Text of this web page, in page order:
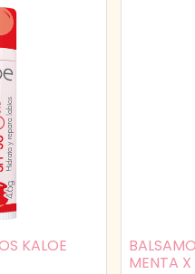
KALOE
MENTA